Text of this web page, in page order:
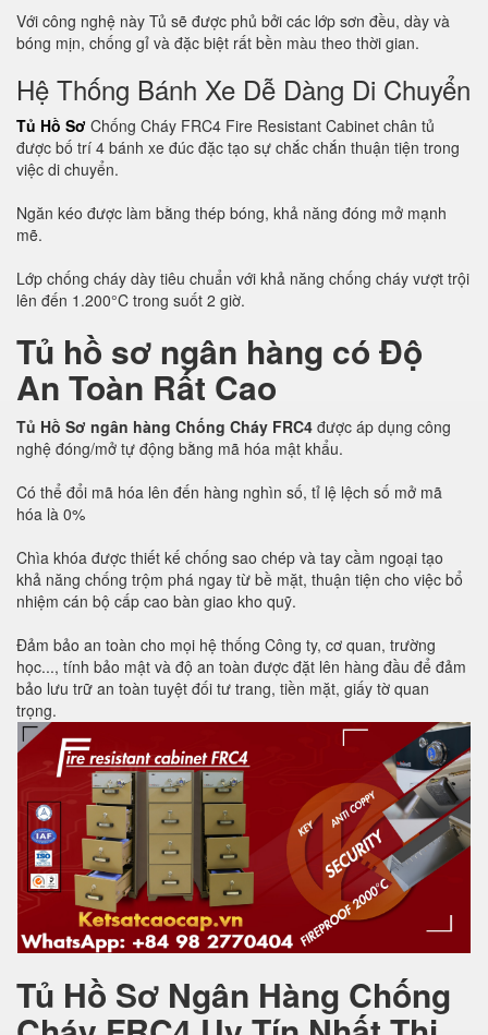
Với công nghệ này Tủ sẽ được phủ bởi các lớp sơn đều, dày và
bóng mịn, chống gỉ và đặc biệt rất bền màu theo thời gian.
Hệ Thống Bánh Xe Dễ Dàng Di Chuyển
Tủ Hồ Sơ Chống Cháy FRC4 Fire Resistant Cabinet chân tủ
được bố trí 4 bánh xe đúc đặc tạo sự chắc chắn thuận tiện trong
việc di chuyển.
Ngăn kéo được làm bằng thép bóng, khả năng đóng mở mạnh
mẽ.
Lớp chống cháy dày tiêu chuẩn với khả năng chống cháy vượt trội
lên đến 1.200°C trong suốt 2 giờ.
Tủ hồ sơ ngân hàng có Độ
An Toàn Rất Cao
Tủ Hồ Sơ ngân hàng Chống Cháy FRC4 được áp dụng công
nghệ đóng/mở tự động bằng mã hóa mật khẩu.
Có thể đổi mã hóa lên đến hàng nghìn số, tỉ lệ lệch số mở mã
hóa là 0%
Chìa khóa được thiết kế chống sao chép và tay cầm ngoại tạo
khả năng chống trộm phá ngay từ bề mặt, thuận tiện cho việc bổ
nhiệm cán bộ cấp cao bàn giao kho quỹ.
Đảm bảo an toàn cho mọi hệ thống Công ty, cơ quan, trường
học..., tính bảo mật và độ an toàn được đặt lên hàng đầu để đảm
bảo lưu trữ an toàn tuyệt đối tư trang, tiền mặt, giấy tờ quan
trọng.
Tủ Hồ Sơ Ngân Hàng Chống